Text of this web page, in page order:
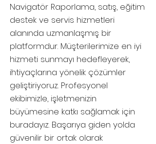
Navigatör Raporlama, satış, eğitim
destek ve servis hizmetleri
alanında uzmanlaşmış bir
platformdur. Müşterilerimize en iyi
hizmeti sunmayı hedefleyerek,
ihtiyaçlarına yönelik çözümler
geliştiriyoruz. Profesyonel
ekibimizle, işletmenizin
büyümesine katkı sağlamak için
buradayız. Başarıya giden yolda
güvenilir bir ortak olarak